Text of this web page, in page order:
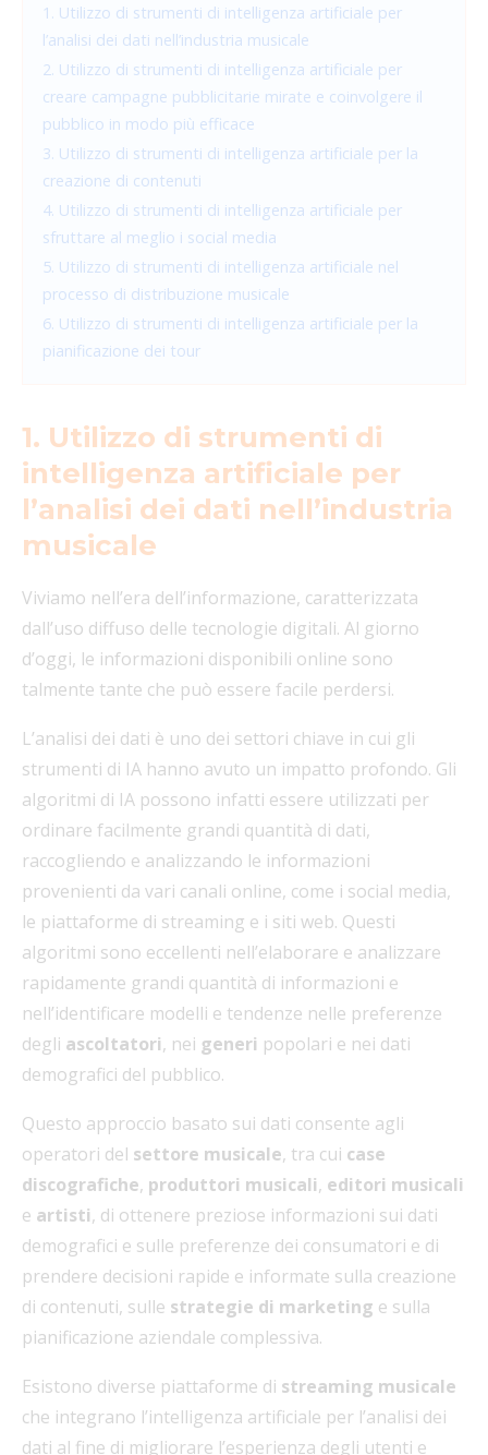
1. Utilizzo di strumenti di intelligenza artificiale per
l’analisi dei dati nell’industria musicale
2. Utilizzo di strumenti di intelligenza artificiale per
creare campagne pubblicitarie mirate e coinvolgere il
pubblico in modo più efficace
3. Utilizzo di strumenti di intelligenza artificiale per la
creazione di contenuti
4. Utilizzo di strumenti di intelligenza artificiale per
sfruttare al meglio i social media
5. Utilizzo di strumenti di intelligenza artificiale nel
processo di distribuzione musicale
6. Utilizzo di strumenti di intelligenza artificiale per la
pianificazione dei tour
1. Utilizzo di strumenti di
intelligenza artificiale per
l’analisi dei dati nell’industria
musicale
Viviamo nell’era dell’informazione, caratterizzata
dall’uso diffuso delle tecnologie digitali. Al giorno
d’oggi, le informazioni disponibili online sono
talmente tante che può essere facile perdersi.
L’analisi dei dati è uno dei settori chiave in cui gli
strumenti di IA hanno avuto un impatto profondo. Gli
algoritmi di IA possono infatti essere utilizzati per
ordinare facilmente grandi quantità di dati,
raccogliendo e analizzando le informazioni
provenienti da vari canali online, come i social media,
le piattaforme di streaming e i siti web. Questi
algoritmi sono eccellenti nell’elaborare e analizzare
rapidamente grandi quantità di informazioni e
nell’identificare modelli e tendenze nelle preferenze
degli ascoltatori, nei generi popolari e nei dati
demografici del pubblico.
Questo approccio basato sui dati consente agli
operatori del settore musicale, tra cui case
discografiche, produttori musicali, editori musicali
e artisti, di ottenere preziose informazioni sui dati
demografici e sulle preferenze dei consumatori e di
prendere decisioni rapide e informate sulla creazione
di contenuti, sulle strategie di marketing e sulla
pianificazione aziendale complessiva.
Esistono diverse piattaforme di streaming musicale
che integrano l’intelligenza artificiale per l’analisi dei
dati al fine di migliorare l’esperienza degli utenti e